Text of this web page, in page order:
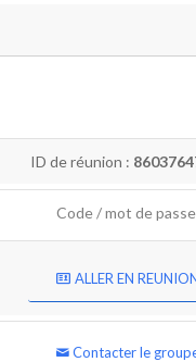
ID de réunion :
Code / mot de
ALLER EN
Contacter le